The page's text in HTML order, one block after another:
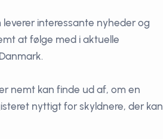
interessante nyheder og
at følge med i aktuelle
nemt kan finde ud af, om en
nyttigt for skyldnere, der kan